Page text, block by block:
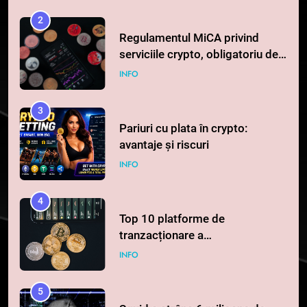
2
Regulamentul MiCA privind
serviciile crypto, obligatoriu de
la 1 iulie în România
INFO
3
Pariuri cu plata în crypto:
avantaje și riscuri
INFO
4
Top 10 platforme de
tranzacționare a
criptomonedelor în 2026
INFO
5